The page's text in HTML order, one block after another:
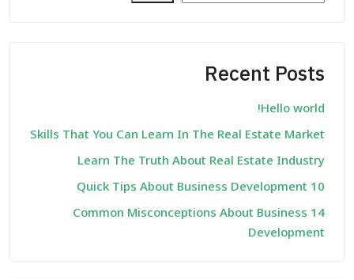
Recent Posts
Hello world!
Skills That You Can Learn In The Real Estate Market
Learn The Truth About Real Estate Industry
10 Quick Tips About Business Development
14 Common Misconceptions About Business
Development